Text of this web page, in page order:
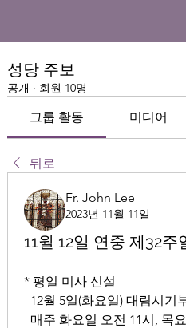
성당 주보
공개 · 회원 10명
그룹 활동 미디어
뒤로
Fr. John Lee
2023년 11월 11일
11월 12일 연중 제32주
* 평일 미사 신설
12월 5일(화요일) 대림시기
매주 화요일 오전 11시, 목